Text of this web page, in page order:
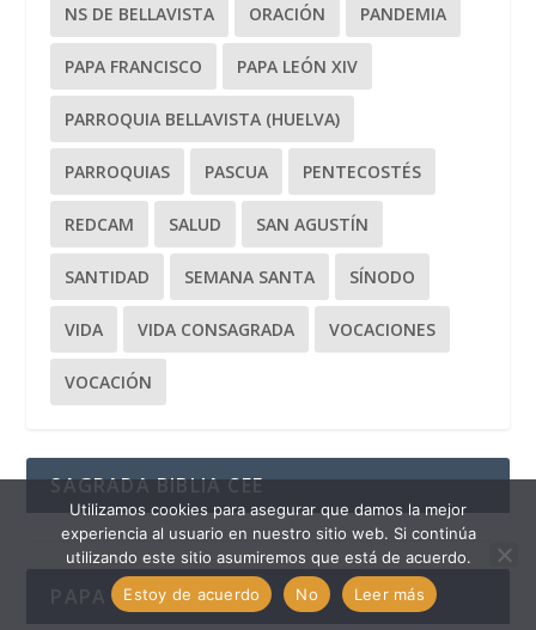
NS DE BELLAVISTA ORACIÓN PANDEMIA
PAPA FRANCISCO PAPA LEÓN XIV
PARROQUIA BELLAVISTA (HUELVA)
PARROQUIAS PASCUA PENTECOSTÉS
REDCAM SALUD SAN AGUSTÍN
SANTIDAD SEMANA SANTA SÍNODO
VIDA VIDA CONSAGRADA VOCACIONES
VOCACIÓN
SAGRADA BIBLIA CEE
PAPA LEÓN XIV
Utilizamos cookies para asegurar que damos la mejor
experiencia al usuario en nuestro sitio web. Si continúa
utilizando este sitio asumiremos que está de acuerdo.
Estoy de acuerdo
No Leer más